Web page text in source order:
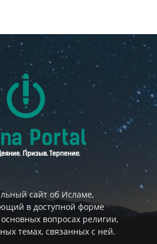
сайт об Исламе,
в доступной форме
вопросах религии,
темах, связанных с ней.